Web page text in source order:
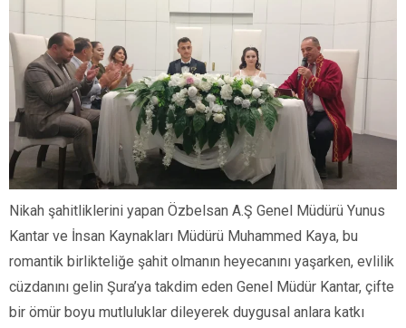
Nikah şahitliklerini yapan Özbelsan A.Ş Genel Müdürü Yunus
Kantar ve İnsan Kaynakları Müdürü Muhammed Kaya, bu
romantik birlikteliğe şahit olmanın heyecanını yaşarken, evlilik
cüzdanını gelin Şura’ya takdim eden Genel Müdür Kantar, çifte
bir ömür boyu mutluluklar dileyerek duygusal anlara katkı